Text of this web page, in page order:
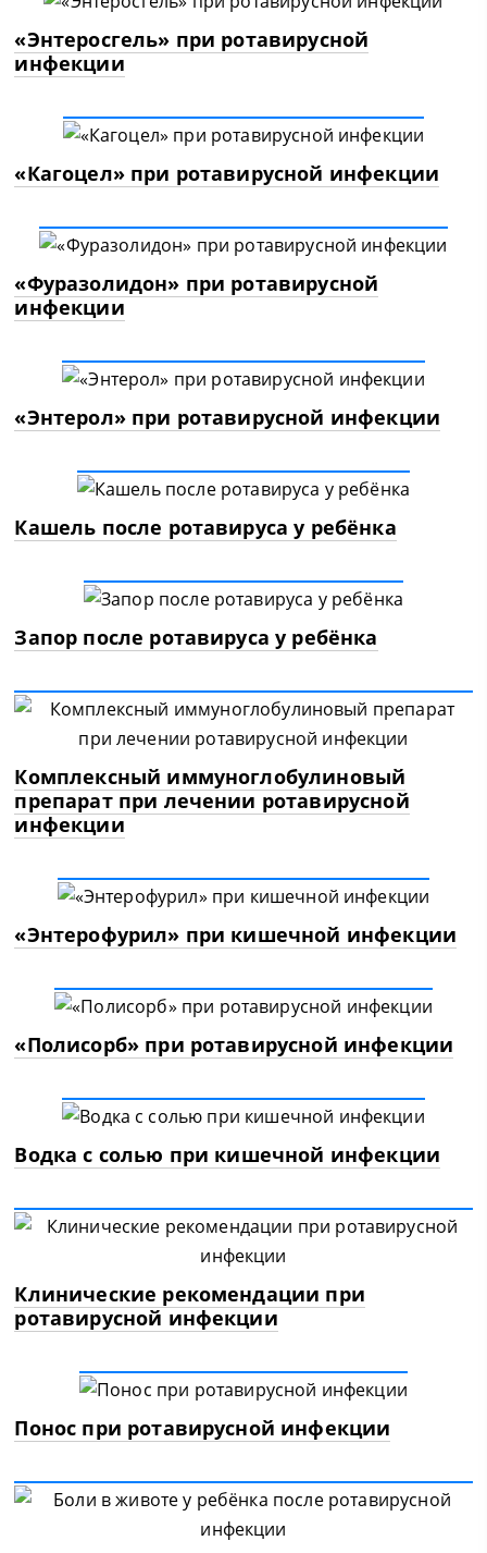
«Энтеросгель» при ротавирусной
инфекции
«Кагоцел» при ротавирусной инфекции
«Фуразолидон» при ротавирусной
инфекции
«Энтерол» при ротавирусной инфекции
Кашель после ротавируса у ребёнка
Запор после ротавируса у ребёнка
Комплексный иммуноглобулиновый
препарат при лечении ротавирусной
инфекции
«Энтерофурил» при кишечной инфекции
«Полисорб» при ротавирусной инфекции
Водка с солью при кишечной инфекции
Клинические рекомендации при
ротавирусной инфекции
Понос при ротавирусной инфекции